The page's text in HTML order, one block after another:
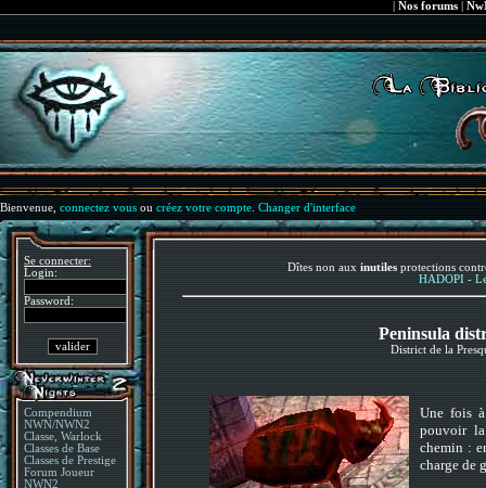
Nos forums|
Bienvenue, connectez vous ou créez votre compte Changer d'interface
Se connecter:
Login:
Password:
Compendium
NWN/NWN2
Classe, Warlock
Classes de Base
Classes de Prestige
Forum Joueur
NWN2
Dîtes non aux inutiles protections
HADOPI -
Peninsula
District de la
Une fois
pouvoir
chemin :
charge de